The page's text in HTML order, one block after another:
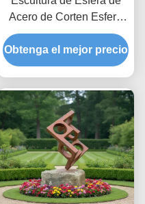
Acero de Corten Esfera
de Jardín de Metal Rusty
para Decoraciones
Exteriores
Obtenga el mejor precio